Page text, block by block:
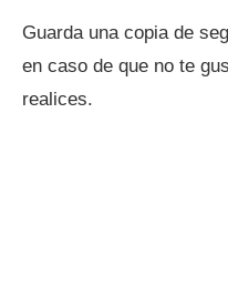
Guarda una copia de
en caso de que no te
realices.